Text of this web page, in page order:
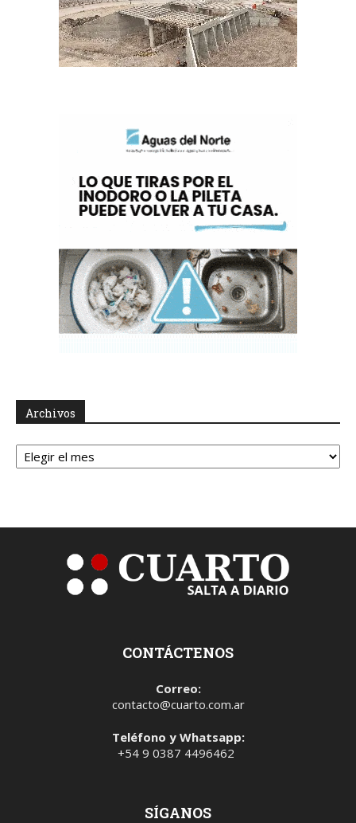
Archivos
Archivos
CONTÁCTENOS
Correo:
contacto@cuarto.com.ar
Teléfono y Whatsapp:
+54 9 0387 4496462
SÍGANOS